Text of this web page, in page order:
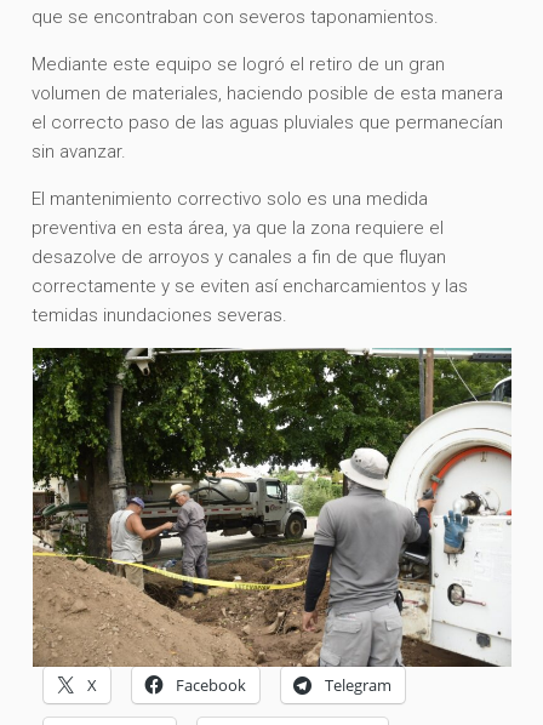
que se encontraban con severos taponamientos.
Mediante este equipo se logró el retiro de un gran
volumen de materiales, haciendo posible de esta manera
el correcto paso de las aguas pluviales que permanecían
sin avanzar.
El mantenimiento correctivo solo es una medida
preventiva en esta área, ya que la zona requiere el
desazolve de arroyos y canales a fin de que fluyan
correctamente y se eviten así encharcamientos y las
temidas inundaciones severas.
X Facebook Telegram